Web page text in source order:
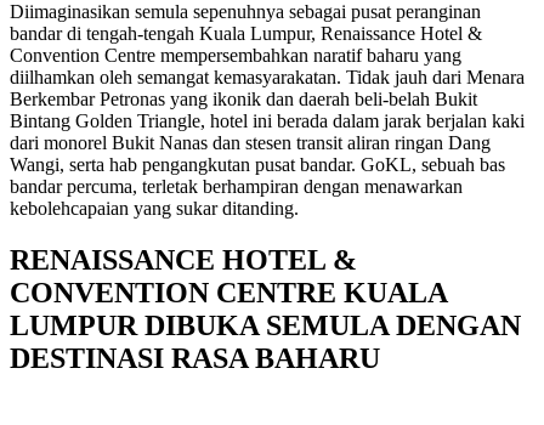
Diimaginasikan semula sepenuhnya sebagai pusat peranginan
bandar di tengah-tengah Kuala Lumpur, Renaissance Hotel &
Convention Centre mempersembahkan naratif baharu yang
diilhamkan oleh semangat kemasyarakatan. Tidak jauh dari Menara
Berkembar Petronas yang ikonik dan daerah beli-belah Bukit
Bintang Golden Triangle, hotel ini berada dalam jarak berjalan kaki
dari monorel Bukit Nanas dan stesen transit aliran ringan Dang
Wangi, serta hab pengangkutan pusat bandar. GoKL, sebuah bas
bandar percuma, terletak berhampiran dengan menawarkan
kebolehcapaian yang sukar ditanding.
RENAISSANCE HOTEL &
CONVENTION CENTRE KUALA
LUMPUR DIBUKA SEMULA DENGAN
DESTINASI RASA BAHARU